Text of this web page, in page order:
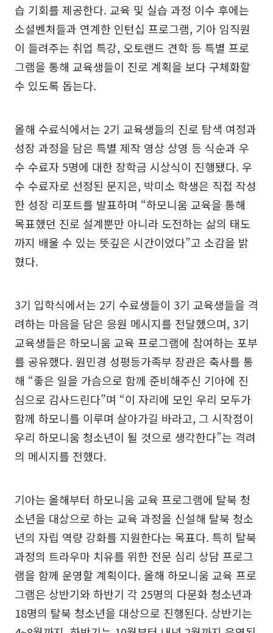
습 기회를 제공한다. 교육 및 실습 과정 이수 후에는
소셜벤처들과 연계한 인턴십 프로그램, 기아 임직원
이 들려주는 취업 특강, 오토랜드 견학 등 특별 프로
그램을 통해 교육생들이 진로 계획을 보다 구체화할
수 있도록 돕는다.
올해 수료식에서는 2기 교육생들의 진로 탐색 여정과
성장 과정을 담은 특별 제작 영상 상영 등 식순과 우
수 수료자 5명에 대한 장학금 시상식이 진행됐다. 우
수 수료자로 선정된 문지은, 박미소 학생은 직접 작성
한 성장 리포트를 발표하며 “하모니움 교육을 통해
목표했던 진로 설계뿐만 아니라 도전하는 삶의 태도
까지 배울 수 있는 뜻깊은 시간이었다”고 소감을 밝
혔다.
3기 입학식에서는 2기 수료생들이 3기 교육생들을 격
려하는 마음을 담은 응원 메시지를 전달했으며, 3기
교육생들은 하모니움 교육 프로그램에 참여하는 포부
를 공유했다. 원민경 성평등가족부 장관은 축사를 통
해 “좋은 일을 가슴으로 함께 준비해주신 기아에 진
심으로 감사드린다”며 “이 자리에 모인 우리 모두가
함께 하모니를 이루며 살아가길 바라고, 그 시작점이
우리 하모니움 청소년이 될 것으로 생각한다”는 격려
의 메시지를 전했다.
기아는 올해부터 하모니움 교육 프로그램에 탈북 청
소년을 대상으로 하는 교육 과정을 신설해 탈북 청소
년의 자립 역량 강화를 지원한다는 목표다. 특히 탈북
과정의 트라우마 치유를 위한 전문 심리 상담 프로그
램을 함께 운영할 계획이다. 올해 하모니움 교육 프로
그램은 상반기와 하반기 각 25명의 다문화 청소년과
18명의 탈북 청소년을 대상으로 진행된다. 상반기는